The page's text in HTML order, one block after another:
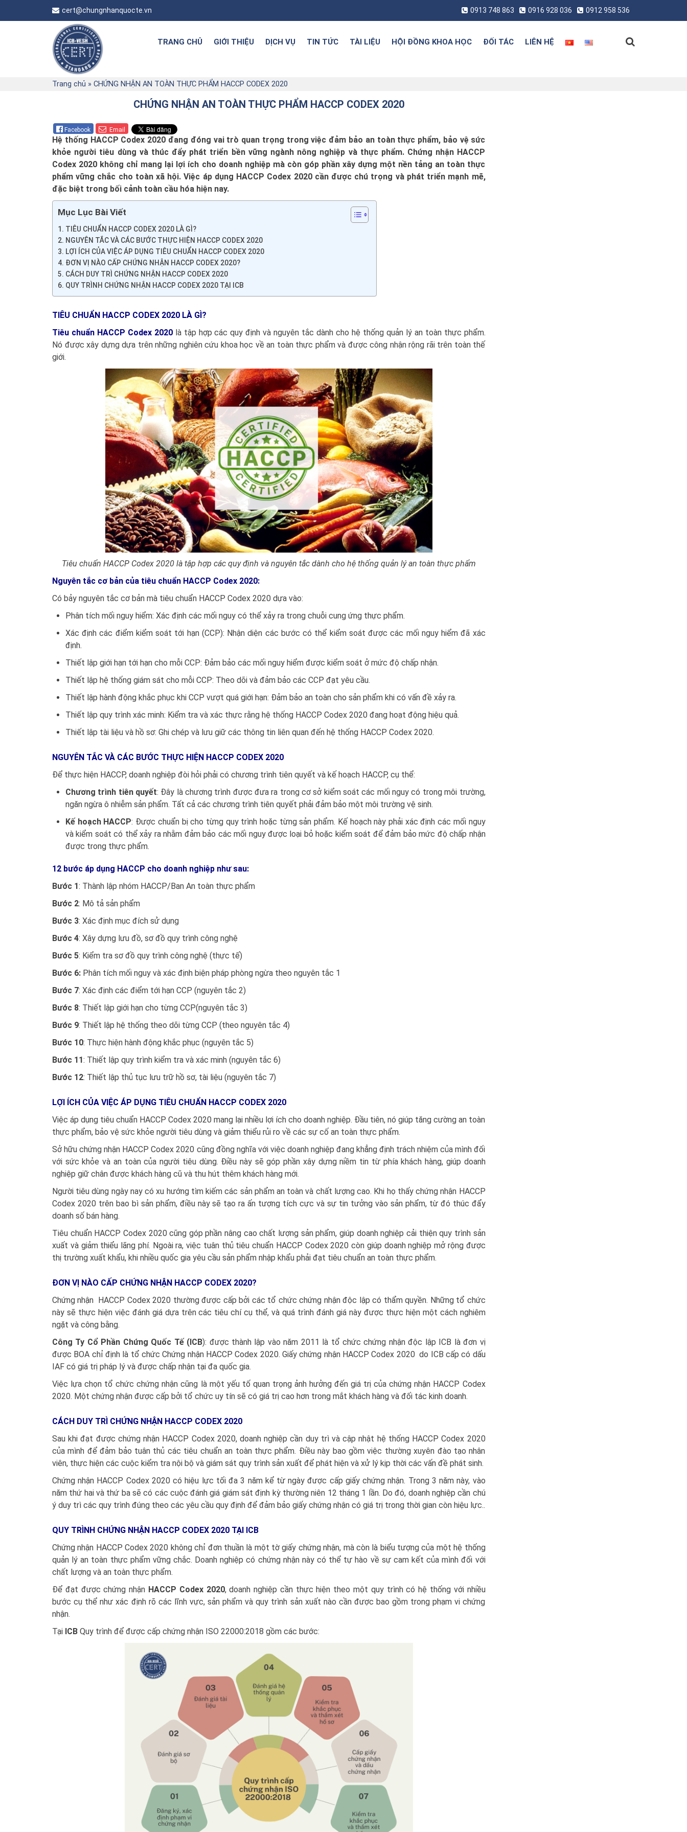
cert@chungnhanquocte.vn 0913 748 863 0916 928 036 0912 958 536
TRANG CHỦ GIỚI THIỆU DỊCH VỤ TIN TỨC TÀI LIỆU HỘI ĐỒNG KHOA HỌC ĐỐI TÁC LIÊN HỆ
Trang chủ » CHỨNG NHẬN AN TOÀN THỰC PHẨM HACCP CODEX 2020
CHỨNG NHẬN AN TOÀN THỰC PHẨM HACCP CODEX 2020
Facebook Email
Hệ thống HACCP Codex 2020 đang đóng vai trò quan trọng trong việc đảm bảo an toàn thực phẩm, bảo vệ sức
khỏe người tiêu dùng và thúc đẩy phát triển bền vững ngành nông nghiệp và thực phẩm. Chứng nhận HACCP
Codex 2020 không chỉ mang lại lợi ích cho doanh nghiệp mà còn góp phần xây dựng một nền tảng an toàn thực
phẩm vững chắc cho toàn xã hội. Việc áp dụng HACCP Codex 2020 cần được chú trọng và phát triển mạnh mẽ,
đặc biệt trong bối cảnh toàn cầu hóa hiện nay.
Mục Lục Bài Viết
TIÊU CHUẨN HACCP CODEX 2020 LÀ GÌ?
NGUYÊN TẮC VÀ CÁC BƯỚC THỰC HIỆN HACCP CODEX 2020
LỢI ÍCH CỦA VIỆC ÁP DỤNG TIÊU CHUẨN HACCP CODEX 2020
ĐƠN VỊ NÀO CẤP CHỨNG NHẬN HACCP CODEX 2020?
CÁCH DUY TRÌ CHỨNG NHẬN HACCP CODEX 2020
QUY TRÌNH CHỨNG NHẬN HACCP CODEX 2020 TẠI ICB
TIÊU CHUẨN HACCP CODEX 2020 LÀ GÌ?
Tiêu chuẩn HACCP Codex 2020 là tập hợp các quy định và nguyên tắc dành cho hệ thống quản lý an toàn thực phẩm.
Nó được xây dựng dựa trên những nghiên cứu khoa học về an toàn thực phẩm và được công nhận rộng rãi trên toàn thế
giới.
Tiêu chuẩn HACCP Codex 2020 là tập hợp các quy định và nguyên tắc dành cho hệ thống quản lý an toàn thực phẩm
Nguyên tắc cơ bản của tiêu chuẩn HACCP Codex 2020:
Có bảy nguyên tắc cơ bản mà tiêu chuẩn HACCP Codex 2020 dựa vào:
Phân tích mối nguy hiểm: Xác định các mối nguy có thể xảy ra trong chuỗi cung ứng thực phẩm.
Xác định các điểm kiểm soát tới hạn (CCP): Nhận diện các bước có thể kiểm soát được các mối nguy hiểm đã xác
định.
Thiết lập giới hạn tới hạn cho mỗi CCP: Đảm bảo các mối nguy hiểm được kiểm soát ở mức độ chấp nhận.
Thiết lập hệ thống giám sát cho mỗi CCP: Theo dõi và đảm bảo các CCP đạt yêu cầu.
Thiết lập hành động khắc phục khi CCP vượt quá giới hạn: Đảm bảo an toàn cho sản phẩm khi có vấn đề xảy ra.
Thiết lập quy trình xác minh: Kiểm tra và xác thực rằng hệ thống HACCP Codex 2020 đang hoạt động hiệu quả.
Thiết lập tài liệu và hồ sơ: Ghi chép và lưu giữ các thông tin liên quan đến hệ thống HACCP Codex 2020.
NGUYÊN TẮC VÀ CÁC BƯỚC THỰC HIỆN HACCP CODEX 2020
Để thực hiện HACCP, doanh nghiệp đòi hỏi phải có chương trình tiên quyết và kế hoạch HACCP, cụ thể:
Chương trình tiên quyết: Đây là chương trình được đưa ra trong cơ sở kiểm soát các mối nguy có trong môi trường,
ngăn ngừa ô nhiễm sản phẩm. Tất cả các chương trình tiên quyết phải đảm bảo một môi trường vệ sinh.
Kế hoạch HACCP: Được chuẩn bị cho từng quy trình hoặc từng sản phẩm. Kế hoạch này phải xác định các mối nguy
và kiểm soát có thể xảy ra nhằm đảm bảo các mối nguy được loại bỏ hoặc kiểm soát để đảm bảo mức độ chấp nhận
được trong thực phẩm.
12 bước áp dụng HACCP cho doanh nghiệp như sau:
Bước 1: Thành lập nhóm HACCP/Ban An toàn thực phẩm
Bước 2: Mô tả sản phẩm
Bước 3: Xác định mục đích sử dụng
Bước 4: Xây dựng lưu đồ, sơ đồ quy trình công nghệ
Bước 5: Kiểm tra sơ đồ quy trình công nghệ (thực tế)
Bước 6: Phân tích mối nguy và xác định biện pháp phòng ngừa theo nguyên tắc 1
Bước 7: Xác định các điểm tới hạn CCP (nguyên tắc 2)
Bước 8: Thiết lập giới hạn cho từng CCP(nguyên tắc 3)
Bước 9: Thiết lập hệ thống theo dõi từng CCP (theo nguyên tắc 4)
Bước 10: Thực hiện hành động khắc phục (nguyên tắc 5)
Bước 11: Thiết lập quy trình kiểm tra và xác minh (nguyên tắc 6)
Bước 12: Thiết lập thủ tục lưu trữ hồ sơ, tài liệu (nguyên tắc 7)
LỢI ÍCH CỦA VIỆC ÁP DỤNG TIÊU CHUẨN HACCP CODEX 2020
Việc áp dụng tiêu chuẩn HACCP Codex 2020 mang lại nhiều lợi ích cho doanh nghiệp. Đầu tiên, nó giúp tăng cường an toàn
thực phẩm, bảo vệ sức khỏe người tiêu dùng và giảm thiểu rủi ro về các sự cố an toàn thực phẩm.
Sở hữu chứng nhận HACCP Codex 2020 cũng đồng nghĩa với việc doanh nghiệp đang khẳng định trách nhiệm của mình đối
với sức khỏe và an toàn của người tiêu dùng. Điều này sẽ góp phần xây dựng niềm tin từ phía khách hàng, giúp doanh
nghiệp giữ chân được khách hàng cũ và thu hút thêm khách hàng mới.
Người tiêu dùng ngày nay có xu hướng tìm kiếm các sản phẩm an toàn và chất lượng cao. Khi họ thấy chứng nhận HACCP
Codex 2020 trên bao bì sản phẩm, điều này sẽ tạo ra ấn tượng tích cực và sự tin tưởng vào sản phẩm, từ đó thúc đẩy
doanh số bán hàng.
Tiêu chuẩn HACCP Codex 2020 cũng góp phần nâng cao chất lượng sản phẩm, giúp doanh nghiệp cải thiện quy trình sản
xuất và giảm thiểu lãng phí. Ngoài ra, việc tuân thủ tiêu chuẩn HACCP Codex 2020 còn giúp doanh nghiệp mở rộng được
thị trường xuất khẩu, khi nhiều quốc gia yêu cầu sản phẩm nhập khẩu phải đạt tiêu chuẩn an toàn thực phẩm.
ĐƠN VỊ NÀO CẤP CHỨNG NHẬN HACCP CODEX 2020?
Chứng nhận HACCP Codex 2020 thường được cấp bởi các tổ chức chứng nhận độc lập có thẩm quyền. Những tổ chức
này sẽ thực hiện việc đánh giá dựa trên các tiêu chí cụ thể, và quá trình đánh giá này được thực hiện một cách nghiêm
ngặt và công bằng.
Công Ty Cổ Phần Chứng Quốc Tế (ICB): được thành lập vào năm 2011 là tổ chức chứng nhận độc lập ICB là đơn vị
được BOA chỉ định là tổ chức Chứng nhận HACCP Codex 2020. Giấy chứng nhận HACCP Codex 2020 do ICB cấp có dấu
IAF có giá trị pháp lý và được chấp nhận tại đa quốc gia.
Việc lựa chọn tổ chức chứng nhận cũng là một yếu tố quan trọng ảnh hưởng đến giá trị của chứng nhận HACCP Codex
2020. Một chứng nhận được cấp bởi tổ chức uy tín sẽ có giá trị cao hơn trong mắt khách hàng và đối tác kinh doanh.
CÁCH DUY TRÌ CHỨNG NHẬN HACCP CODEX 2020
Sau khi đạt được chứng nhận HACCP Codex 2020, doanh nghiệp cần duy trì và cập nhật hệ thống HACCP Codex 2020
của mình để đảm bảo tuân thủ các tiêu chuẩn an toàn thực phẩm. Điều này bao gồm việc thường xuyên đào tạo nhân
viên, thực hiện các cuộc kiểm tra nội bộ và giám sát quy trình sản xuất để phát hiện và xử lý kịp thời các vấn đề phát sinh.
Chứng nhận HACCP Codex 2020 có hiệu lực tối đa 3 năm kể từ ngày được cấp giấy chứng nhận. Trong 3 năm này, vào
năm thứ hai và thứ ba sẽ có các cuộc đánh giá giám sát định kỳ thường niên 12 tháng 1 lần. Do đó, doanh nghiệp cần chú
ý duy trì các quy trình đúng theo các yêu cầu quy định để đảm bảo giấy chứng nhận có giá trị trong thời gian còn hiệu lực..
QUY TRÌNH CHỨNG NHẬN HACCP CODEX 2020 TẠI ICB
Chứng nhận HACCP Codex 2020 không chỉ đơn thuần là một tờ giấy chứng nhận, mà còn là biểu tượng của một hệ thống
quản lý an toàn thực phẩm vững chắc. Doanh nghiệp có chứng nhận này có thể tự hào về sự cam kết của mình đối với
chất lượng và an toàn thực phẩm.
Để đạt được chứng nhận HACCP Codex 2020, doanh nghiệp cần thực hiện theo một quy trình có hệ thống với nhiều
bước cụ thể như xác định rõ các lĩnh vực, sản phẩm và quy trình sản xuất nào cần được bao gồm trong phạm vi chứng
nhận.
Tại ICB Quy trình để được cấp chứng nhận ISO 22000:2018 gồm các bước: